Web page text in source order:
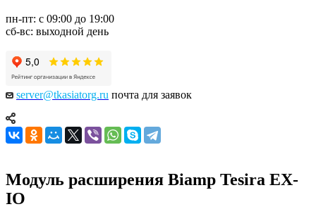
пн-пт: с 09:00 до 19:00
сб-вс: выходной день
server@tkasiatorg.ru почта для заявок
Модуль расширения Biamp Tesira EX-
IO